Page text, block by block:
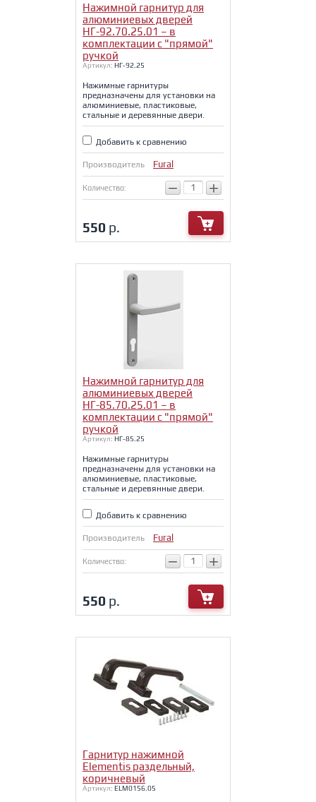
Нажимной гарнитур для
алюминиевых дверей
НГ-92.70.25.01 – в
комплектации с "прямой"
ручкой
Артикул: НГ-92.25
Нажимные гарнитуры
предназначены для установки на
алюминиевые, пластиковые,
стальные и деревянные двери.
Добавить к сравнению
Производитель Fural
Количество: − +
550 р.
Нажимной гарнитур для
алюминиевых дверей
НГ-85.70.25.01 – в
комплектации с "прямой"
ручкой
Артикул: НГ-85.25
Нажимные гарнитуры
предназначены для установки на
алюминиевые, пластиковые,
стальные и деревянные двери.
Добавить к сравнению
Производитель Fural
Количество: − +
550 р.
Гарнитур нажимной
Elementis раздельный,
коричневый
Артикул: ELM0156.05